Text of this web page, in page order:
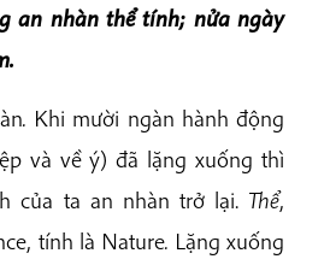
an nhàn thể tính; nửa ngày
. Khi mười ngàn hành động
và về ý) đã lặng xuống thì
của ta an nhàn trở lại. Thể,
tính là Nature. Lặng xuống